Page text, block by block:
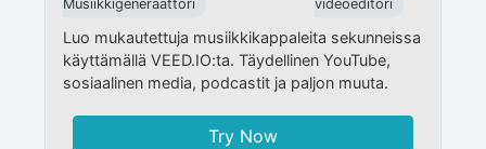
Musiikkigeneraattori
videoeditori
Luo mukautettuja musiikkikappaleita sekunneissa
käyttämällä VEED.IO:ta. Täydellinen YouTube,
sosiaalinen media, podcastit ja paljon muuta.
Try Now